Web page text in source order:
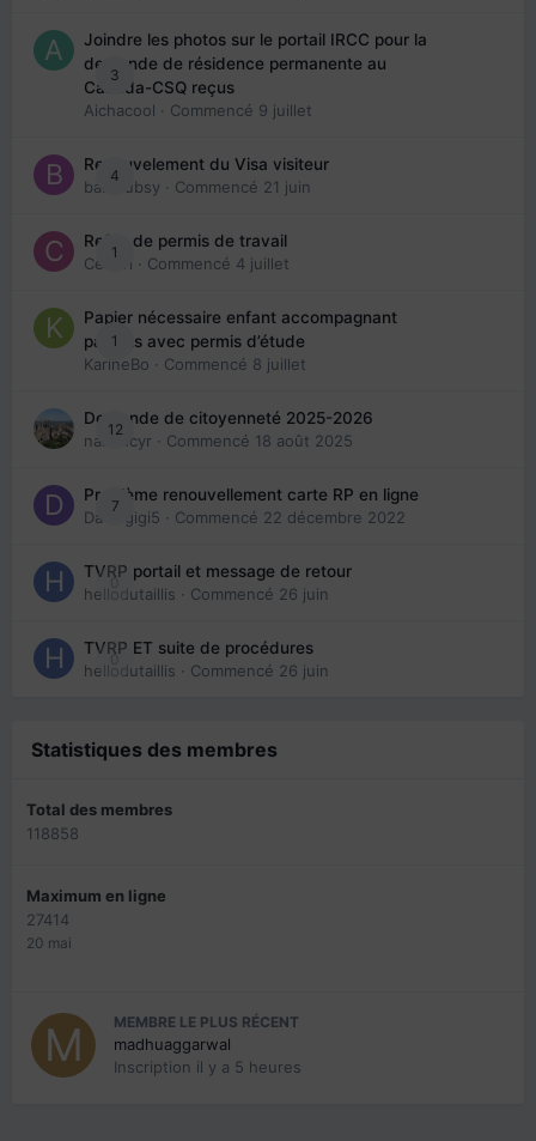
3
Joindre les photos sur le portail IRCC pour la
demande de résidence permanente au
Canada-CSQ reçus
Aichacool · Commencé 9 juillet
4
Renouvelement du Visa visiteur
babibubsy · Commencé 21 juin
1
Refus de permis de travail
Cedbri · Commencé 4 juillet
1
Papier nécessaire enfant accompagnant
parents avec permis d’étude
KarineBo · Commencé 8 juillet
12
Demande de citoyenneté 2025-2026
nanancyr · Commencé 18 août 2025
7
Problème renouvellement carte RP en ligne
Davidgigi5 · Commencé 22 décembre 2022
0
TVRP portail et message de retour
hellodutaillis · Commencé 26 juin
0
TVRP ET suite de procédures
hellodutaillis · Commencé 26 juin
Statistiques des membres
Total des membres
118858
Maximum en ligne
27414
20 mai
MEMBRE LE PLUS RÉCENT
madhuaggarwal
Inscription il y a 5 heures